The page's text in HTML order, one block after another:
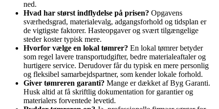
ned.
Hvad har størst indflydelse på prisen? Opgavens
sværhedsgrad, materialevalg, adgangsforhold og tidsplan er
de vigtigste faktorer. Hasteopgaver og svært tilgængelige
steder koster typisk mere.
Hvorfor vælge en lokal tømrer? En lokal tømrer betyder
som regel lavere transportudgifter, bedre materialeaftaler og
hurtigere service. Derudover får du typisk en mere personlig
og fleksibel samarbejdspartner, som kender lokale forhold.
Giver tømreren garanti? Mange er dækket af Byg Garanti.
Husk altid at få skriftlig dokumentation for garantier og
materialers forventede levetid.